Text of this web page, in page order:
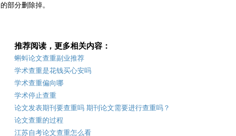
的部分删除掉。
推荐阅读，更多相关内容：
蝌蚪论文查重副业推荐
学术查重是花钱买心安吗
学术查重偏向哪
学术停止查重
论文发表期刊要查重吗 期刊论文需要进行查重吗？
论文查重的过程
江苏自考论文查重怎么看